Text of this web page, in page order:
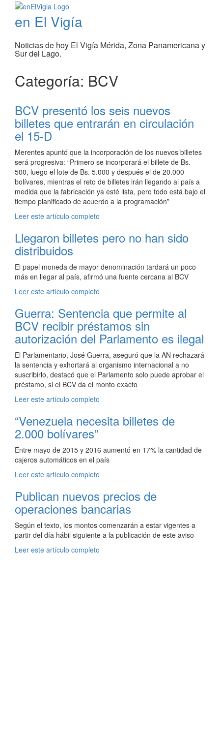
en El Vigía
Noticias de hoy El Vigía Mérida, Zona Panamericana y
Sur del Lago.
Categoría: BCV
BCV presentó los seis nuevos
billetes que entrarán en circulación
el 15-D
Merentes apuntó que la incorporación de los nuevos billetes
será progresiva: “Primero se incorporará el billete de Bs.
500, luego el lote de Bs. 5.000 y después el de 20.000
bolívares, mientras el reto de billetes irán llegando al país a
medida que la fabricación ya esté lista, pero todo está bajo el
tiempo planificado de acuerdo a la programación”
Leer este artículo completo
Llegaron billetes pero no han sido
distribuidos
El papel moneda de mayor denominación tardará un poco
más en llegar al país, afirmó una fuente cercana al BCV
Leer este artículo completo
Guerra: Sentencia que permite al
BCV recibir préstamos sin
autorización del Parlamento es ilegal
El Parlamentario, José Guerra, aseguró que la AN rechazará
la sentencia y exhortará al organismo internacional a no
suscribirlo, destacó que el Parlamento solo puede aprobar el
préstamo, si el BCV da el monto exacto
Leer este artículo completo
“Venezuela necesita billetes de
2.000 bolívares”
Entre mayo de 2015 y 2016 aumentó en 17% la cantidad de
cajeros automáticos en el país
Leer este artículo completo
Publican nuevos precios de
operaciones bancarias
Según el texto, los montos comenzarán a estar vigentes a
partir del día hábil siguiente a la publicación de este aviso
Leer este artículo completo